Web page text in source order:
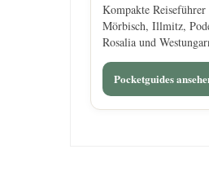
Kompakte
Mörbisch, Illmitz,
Rosalia und
Pocketguides